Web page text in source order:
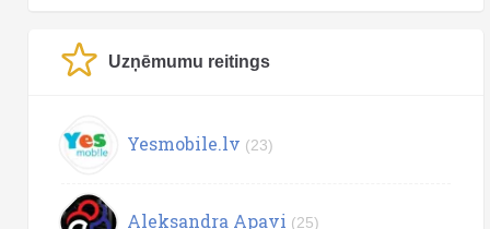
Uzņēmumu reitings
Yesmobile.lv (23)
Aleksandra Apavi (25)